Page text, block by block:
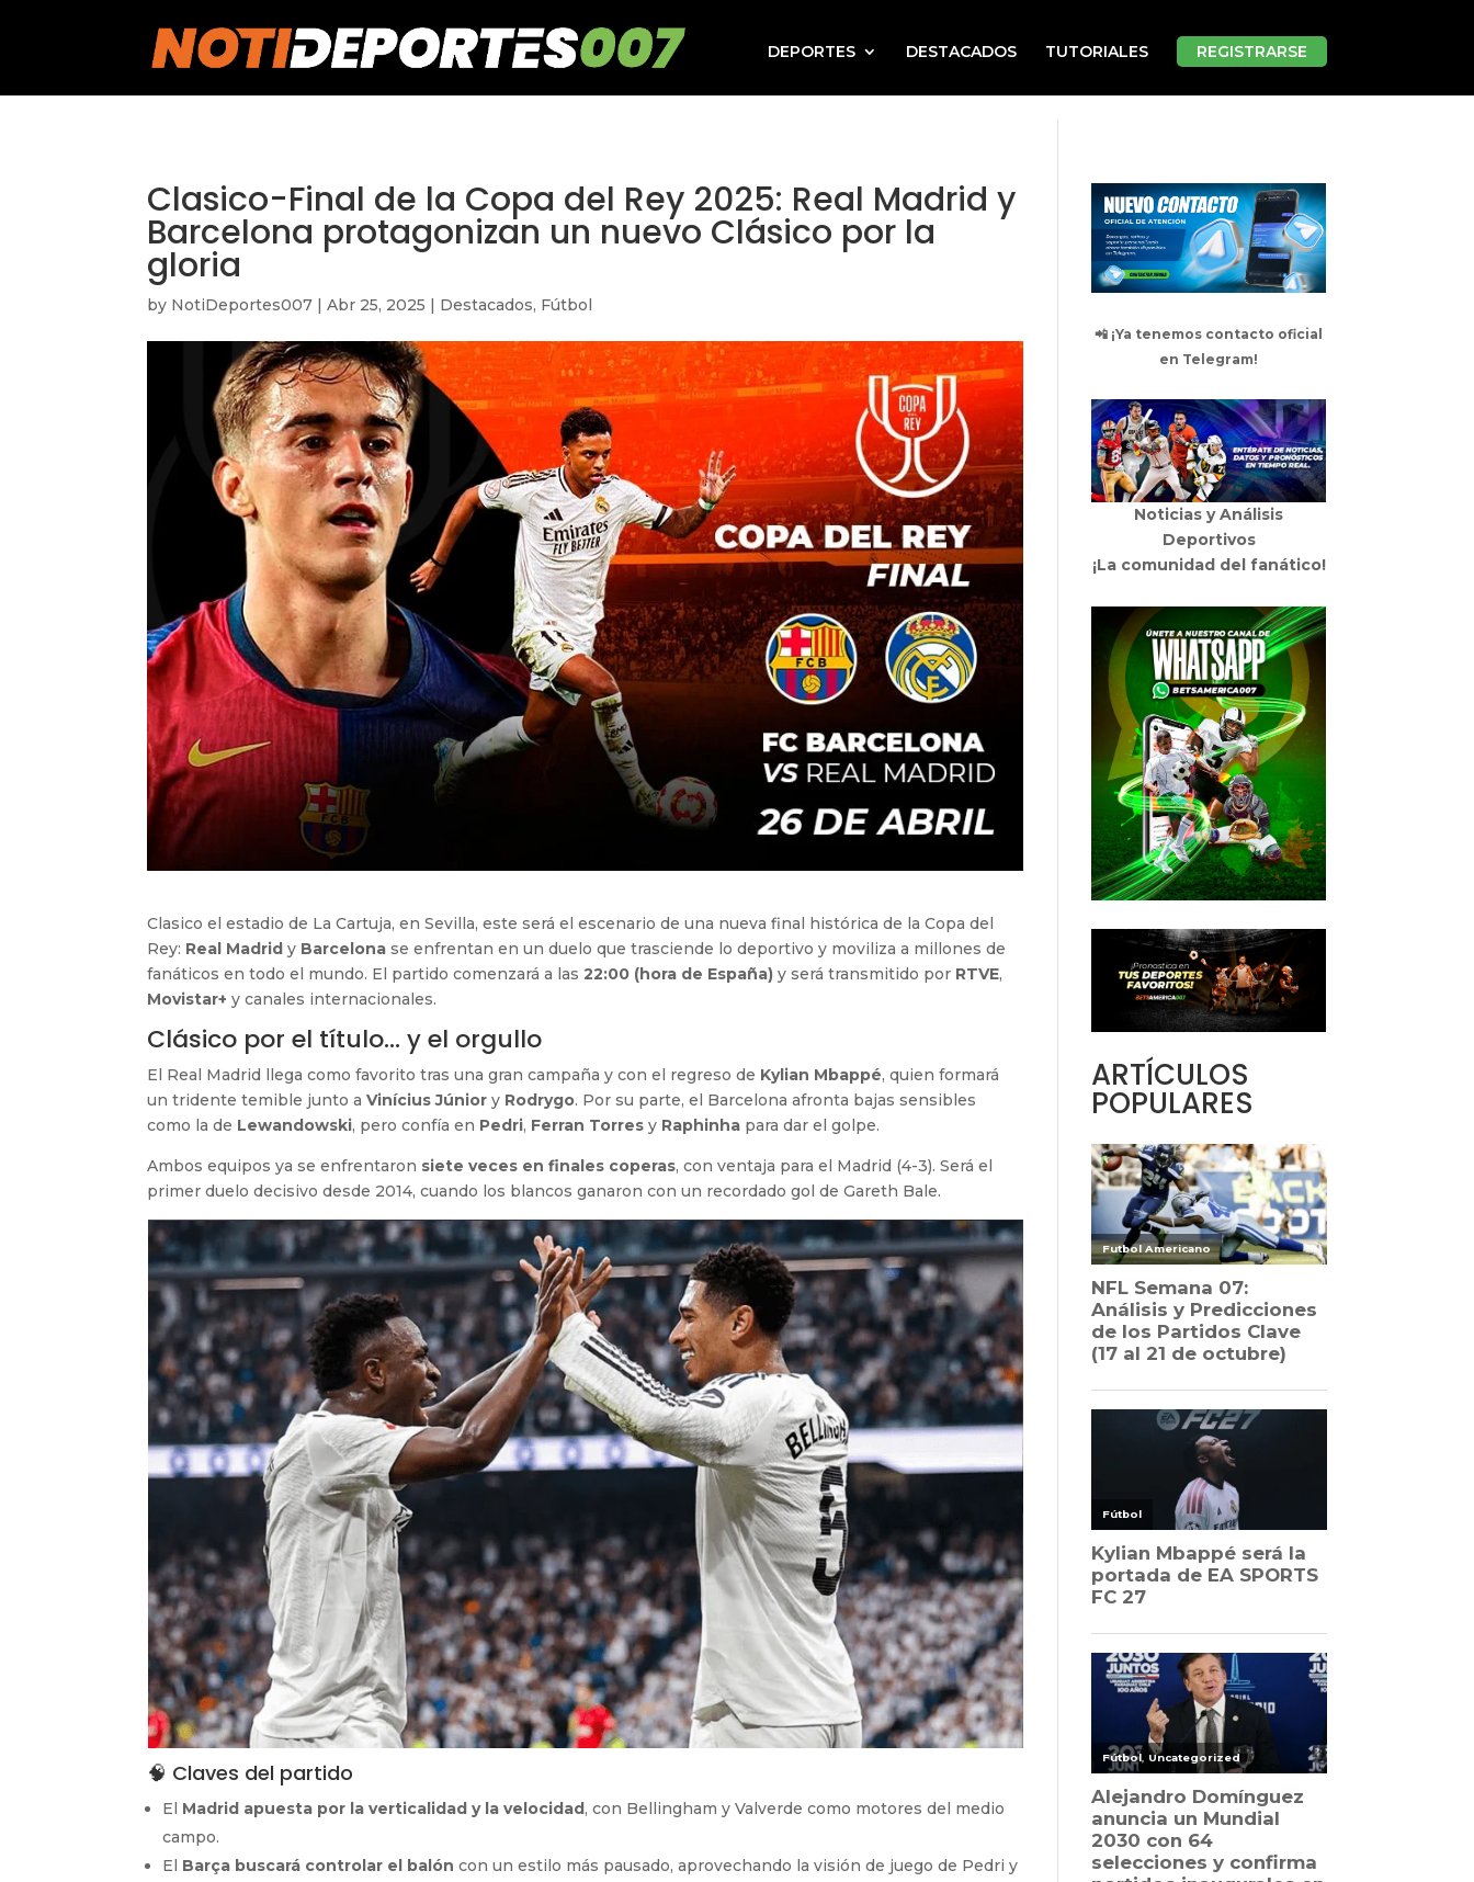
DEPORTES
DESTACADOS TUTORIALES REGISTRARSE
Clasico-Final de la Copa del Rey 2025: Real Madrid y
Barcelona protagonizan un nuevo Clásico por la
gloria
by NotiDeportes007 |Abr 25, 2025 | Destacados, Fútbol
Clasico el estadio de La Cartuja, en Sevilla, este será el escenario de una nueva final histórica de la Copa del
Rey: Real Madrid y Barcelona se enfrentan en un duelo que trasciende lo deportivo y moviliza a millones de
fanáticos en todo el mundo. El partido comenzará a las22:00 (hora de España) y será transmitido por RTVE,
Movistar+ y canales internacionales.
Clásico por el título… y el orgullo
El Real Madrid llega como favorito tras una gran campaña y con el regreso de Kylian Mbappé, quien formará
un tridente temible junto aVinícius Júnior y Rodrygo. Por su parte, el Barcelona afronta bajas sensibles
como la de Lewandowski, pero confía en Pedri, Ferran Torres y Raphinha para dar el golpe.
Ambos equipos ya se enfrentaron siete veces en finales coperas, con ventaja para el Madrid (4-3). Será el
primer duelo decisivo desde 2014, cuando los blancos ganaron con un recordado gol de Gareth Bale.
🧠 Claves del partido
El Madrid apuesta por la verticalidad y la velocidad, con Bellingham y Valverde como motores del medio
campo.
El Barça buscará controlar el balón con un estilo más pausado, aprovechando la visión de juego de Pedri y
📲 ¡Ya tenemos contacto oficial
en Telegram!
Noticias y Análisis
Deportivos
¡La comunidad del fanático!
ARTÍCULOS
POPULARES